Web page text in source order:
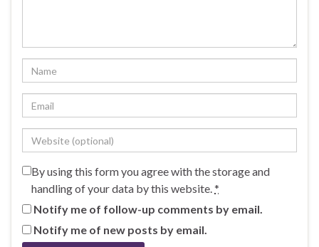
By using this form you agree with the storage and
handling of your data by this website.*
Notify me of follow-up comments by email.
Notify me of new posts by email.